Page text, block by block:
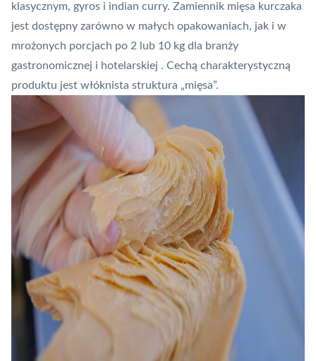
klasycznym, gyros i indian curry. Zamiennik mięsa kurczaka
jest dostępny zarówno w małych opakowaniach, jak i w
mrożonych porcjach po 2 lub 10 kg dla branży
gastronomicznej i hotelarskiej . Cechą charakterystyczną
produktu jest włóknista struktura „mięsa”.